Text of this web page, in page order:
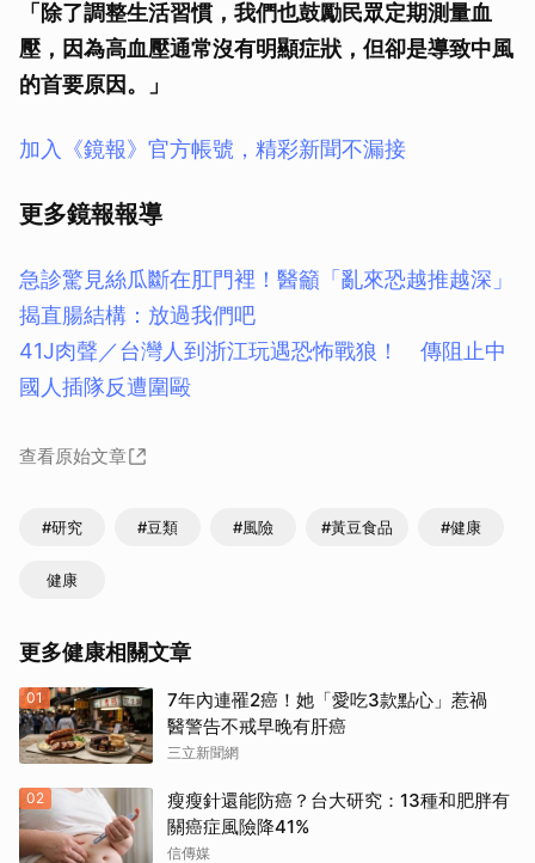
「除了調整生活習慣，我們也鼓勵民眾定期測量血
壓，因為高血壓通常沒有明顯症狀，但卻是導致中風
的首要原因。」
加入《鏡報》官方帳號，精彩新聞不漏接
更多鏡報報導
急診驚見絲瓜斷在肛門裡！醫籲「亂來恐越推越深」
揭直腸結構：放過我們吧
41J肉聲／台灣人到浙江玩遇恐怖戰狼！ 傳阻止中
國人插隊反遭圍毆
查看原始文章
#研究 #豆類 #風險 #黃豆食品 #健康
健康
更多健康相關文章
01
7年內連罹2癌！她「愛吃3款點心」惹禍
醫警告不戒早晚有肝癌
三立新聞網
02
瘦瘦針還能防癌？台大研究：13種和肥胖有
關癌症風險降41%
信傳媒